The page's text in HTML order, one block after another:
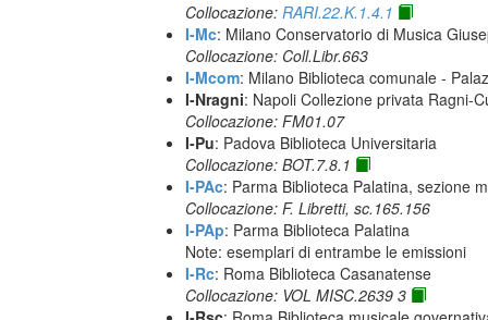
Collocazione: RARI.22.K.1.4.1
I-Mc: Milano Conservatorio di Musica
Collocazione: Coll.Libr.663
I-Mcom: Milano Biblioteca comunale -
I-Nragni: Napoli Collezione privata Ragni-
Collocazione: FM01.07
I-Pu: Padova Biblioteca Universitaria
Collocazione: BOT.7.8.1
I-PAc: Parma Biblioteca Palatina, sezione
Collocazione: F. Libretti, sc.165.156
I-PAp: Parma Biblioteca Palatina
Note: esemplari di entrambe le emissioni
I-Rc: Roma Biblioteca Casanatense
Collocazione: VOL MISC.2639 3